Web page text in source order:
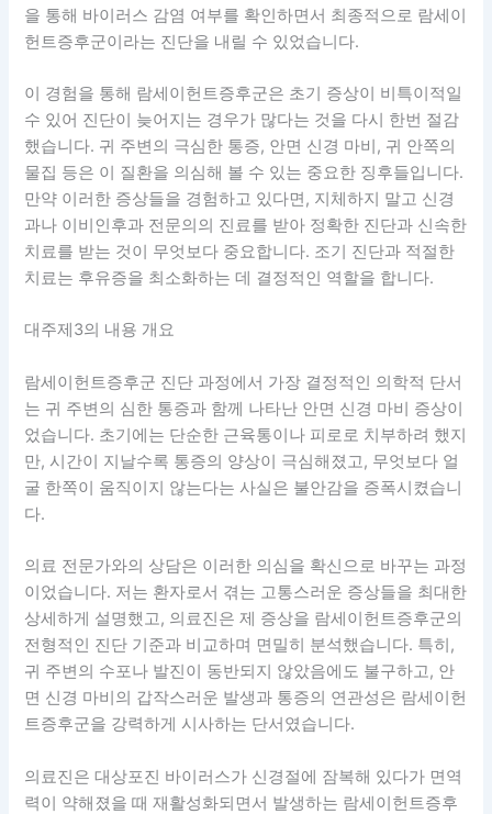
을 통해 바이러스 감염 여부를 확인하면서 최종적으로 람세이
헌트증후군이라는 진단을 내릴 수 있었습니다.
이 경험을 통해 람세이헌트증후군은 초기 증상이 비특이적일
수 있어 진단이 늦어지는 경우가 많다는 것을 다시 한번 절감
했습니다. 귀 주변의 극심한 통증, 안면 신경 마비, 귀 안쪽의
물집 등은 이 질환을 의심해 볼 수 있는 중요한 징후들입니다.
만약 이러한 증상들을 경험하고 있다면, 지체하지 말고 신경
과나 이비인후과 전문의의 진료를 받아 정확한 진단과 신속한
치료를 받는 것이 무엇보다 중요합니다. 조기 진단과 적절한
치료는 후유증을 최소화하는 데 결정적인 역할을 합니다.
대주제3의 내용 개요
람세이헌트증후군 진단 과정에서 가장 결정적인 의학적 단서
는 귀 주변의 심한 통증과 함께 나타난 안면 신경 마비 증상이
었습니다. 초기에는 단순한 근육통이나 피로로 치부하려 했지
만, 시간이 지날수록 통증의 양상이 극심해졌고, 무엇보다 얼
굴 한쪽이 움직이지 않는다는 사실은 불안감을 증폭시켰습니
다.
의료 전문가와의 상담은 이러한 의심을 확신으로 바꾸는 과정
이었습니다. 저는 환자로서 겪는 고통스러운 증상들을 최대한
상세하게 설명했고, 의료진은 제 증상을 람세이헌트증후군의
전형적인 진단 기준과 비교하며 면밀히 분석했습니다. 특히,
귀 주변의 수포나 발진이 동반되지 않았음에도 불구하고, 안
면 신경 마비의 갑작스러운 발생과 통증의 연관성은 람세이헌
트증후군을 강력하게 시사하는 단서였습니다.
의료진은 대상포진 바이러스가 신경절에 잠복해 있다가 면역
력이 약해졌을 때 재활성화되면서 발생하는 람세이헌트증후